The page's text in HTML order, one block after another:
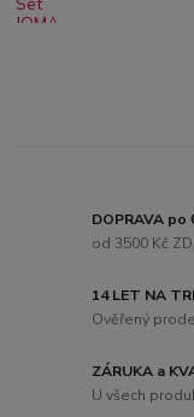
DOPRAVA po
od 3500 Kč
14 LET NA
Ověřený
ZÁRUKA a
U všech